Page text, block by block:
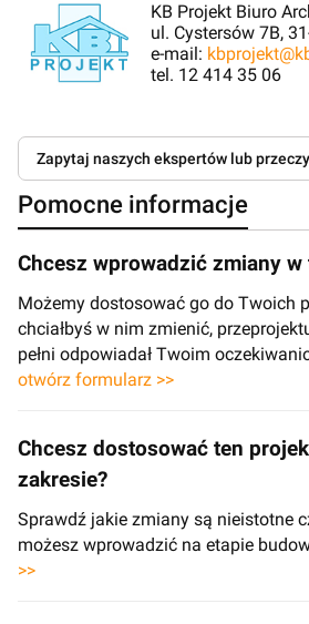
KB Projekt Biuro
ul. Cystersów 7B,
e-mail:
tel. 12 414 35 06
Zapytaj naszych ekspertów lub
Pomocne informacje
Chcesz wprowadzić zmiany
Możemy dostosować go do Twoich
chciałbyś w nim zmienić,
pełni odpowiadał Twoim
otwórz formularz >>
Chcesz dostosować ten
zakresie?
Sprawdź jakie zmiany są nieistotne
możesz wprowadzić na etapie
>>